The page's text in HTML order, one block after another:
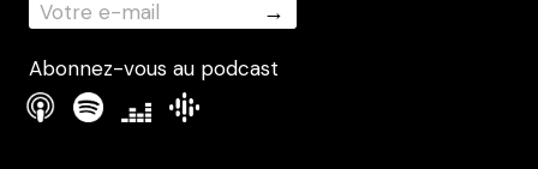
Abonnez-vous au podcast